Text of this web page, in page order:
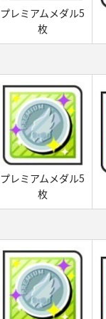
プレミアムメダル5
枚
プレミアムメダル5
枚